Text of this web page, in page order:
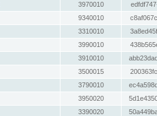
3970010
9340010
3310010
3990010
3910010
3500015
3790010
3950020
3390020